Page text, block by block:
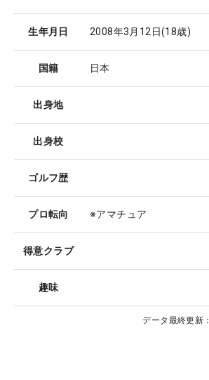
生年月日 2008年3月12日(18歳)
国籍 日本
出身地
出身校
ゴルフ歴
プロ転向 ※アマチュア
得意クラブ
趣味
データ最終更新：